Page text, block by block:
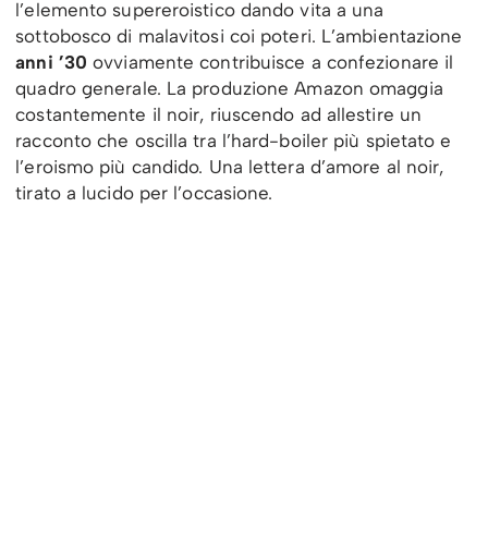
l’elemento supereroistico dando vita a una
sottobosco di malavitosi coi poteri. L’ambientazione
anni ’30ovviamente contribuisce a confezionare il
quadro generale. La produzione Amazon omaggia
costantemente il noir, riuscendo ad allestire un
racconto che oscilla tra l’hard-boiler più spietato e
l’eroismo più candido. Una lettera d’amore al noir,
tirato a lucido per l’occasione.